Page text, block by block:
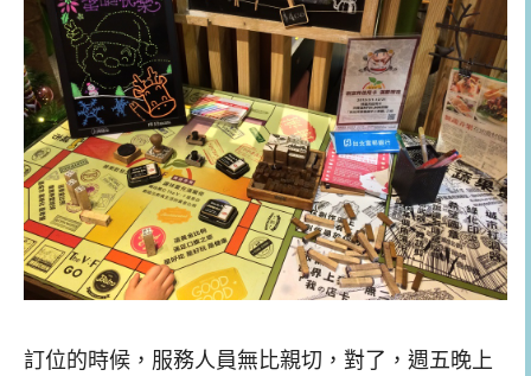
訂位的時候，服務人員無比親切，對了，週五晚上